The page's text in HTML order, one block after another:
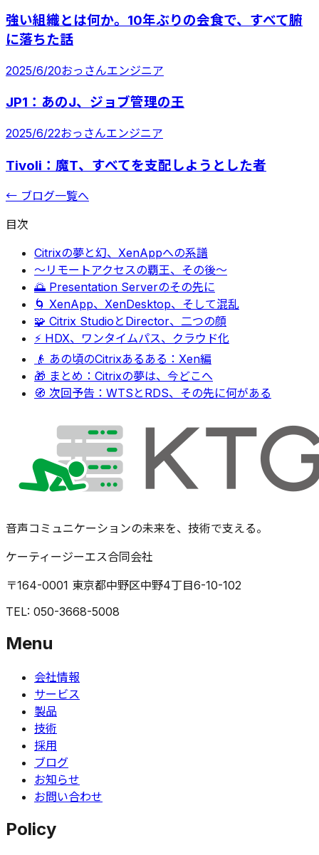
強い組織とは何か。10年ぶりの会食で、すべて腑
に落ちた話
2025/6/20おっさんエンジニア
JP1：あのJ、ジョブ管理の王
2025/6/22おっさんエンジニア
Tivoli：魔T、すべてを支配しようとした者
← ブログ一覧へ
目次
Citrixの夢と幻、XenAppへの系譜
〜リモートアクセスの覇王、その後〜
🌅 Presentation Serverのその先に
🌀 XenApp、XenDesktop、そして混乱
🧩 Citrix StudioとDirector、二つの顔
⚡ HDX、ワンタイムパス、クラウド化
👴 あの頃のCitrixあるある：Xen編
🎁 まとめ：Citrixの夢は、今どこへ
🧭 次回予告：WTSとRDS、その先に何がある
音声コミュニケーションの未来を、技術で支える。
ケーティージーエス合同会社
〒164-0001 東京都中野区中野4丁目6-10-102
TEL: 050-3668-5008
Menu
会社情報
サービス
製品
技術
採用
ブログ
お知らせ
お問い合わせ
Policy